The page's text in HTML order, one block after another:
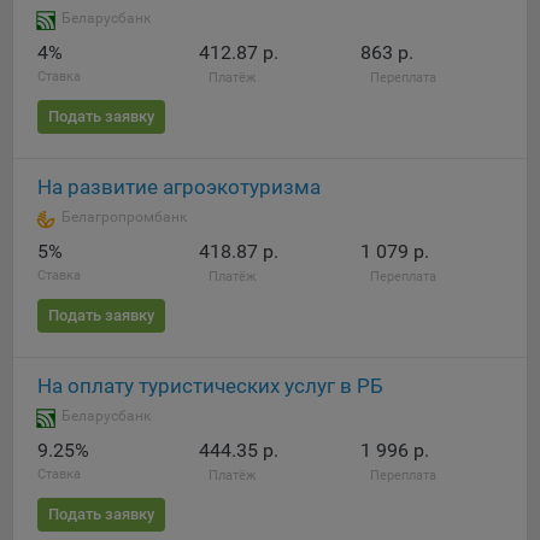
Яндекса рекламная сеть (Yandex Mobile Ads, ADFOX) -
сервис показа контекстной рекламы. Адрес: Yandex
Europe AG, Werftestrasse 4, CH-6005 Luzern, Switzerland.
Google Ads - сервис показа контекстной рекламы,
предоставляемый компанией Google Ireland Ltd, Gordon
Сохранить по умолчанию
Беларусбанк
4%
Ставка
412.87 р.
Платёж
863 р.
Переплата
Подать заявку
На развитие агроэкотуризма
Белагропромбанк
5%
Ставка
418.87 р.
Платёж
1 079 р.
Переплата
Подать заявку
На оплату туристических услуг в РБ
Беларусбанк
9.25%
Ставка
444.35 р.
Платёж
1 996 р.
Переплата
Подать заявку